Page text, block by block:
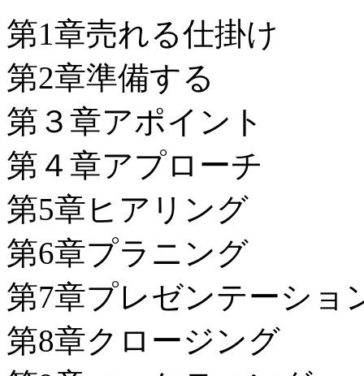
第1章売れる仕掛け
第2章準備する
第３章アポイント
第４章アプローチ
第5章ヒアリング
第6章プラニング
第7章プレゼンテーショ
第8章クロージング